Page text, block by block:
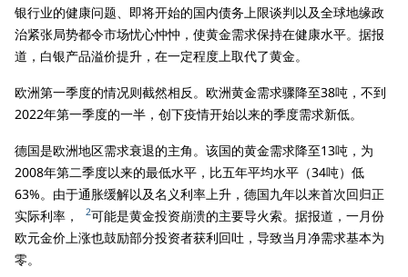
银行业的健康问题、即将开始的国内债务上限谈判以及全球地缘政
治紧张局势都令市场忧心忡忡，使黄金需求保持在健康水平。据报
道，白银产品溢价提升，在一定程度上取代了黄金。
欧洲第一季度的情况则截然相反。欧洲黄金需求骤降至38吨，不到
2022年第一季度的一半，创下疫情开始以来的季度需求新低。
德国是欧洲地区需求衰退的主角。该国的黄金需求降至13吨，为
2008年第二季度以来的最低水平，比五年平均水平（34吨）低
63%。由于通胀缓解以及名义利率上升，德国九年以来首次回归正
实际利率，
2可能是黄金投资崩溃的主要导火索。据报道，一月份
欧元金价上涨也鼓励部分投资者获利回吐，导致当月净需求基本为
零。